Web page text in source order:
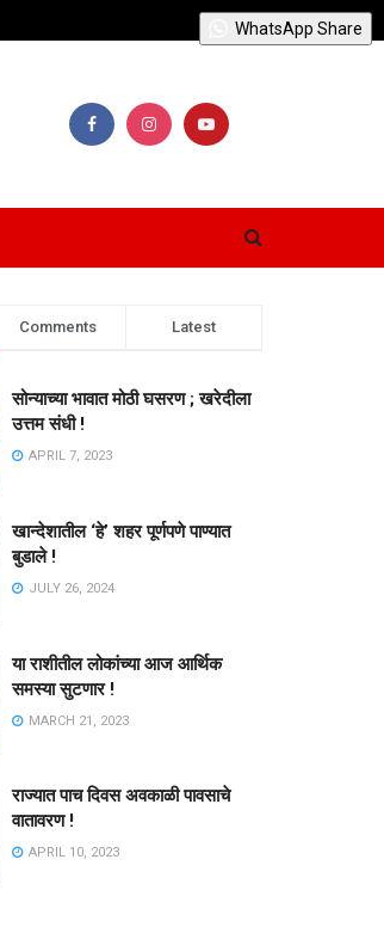
Comments Latest
सोन्याच्या भावात मोठी घसरण ; खरेदीला
उत्तम संधी !
APRIL 7, 2023
खान्देशातील ‘हे’ शहर पूर्णपणे पाण्यात
बुडाले !
JULY 26, 2024
या राशीतील लोकांच्या आज आर्थिक
समस्या सुटणार !
MARCH 21, 2023
राज्यात पाच दिवस अवकाळी पावसाचे
वातावरण !
APRIL 10, 2023
WhatsApp Share